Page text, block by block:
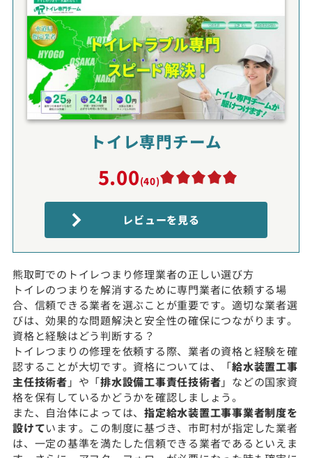
トイレ専門チーム
5.00(40)
レビューを見る
熊取町でのトイレつまり修理業者の正しい選び方
トイレのつまりを解消するために専門業者に依頼する場
合、信頼できる業者を選ぶことが重要です。適切な業者選
びは、効果的な問題解決と安全性の確保につながります。
資格と経験はどう判断する？
トイレつまりの修理を依頼する際、業者の資格と経験を確
認することが大切です。資格については、「給水装置工事
主任技術者 」や「排水設備工事責任技術者」などの国家資
格を保有しているかどうかを確認しましょう。
また、自治体によっては、 指定給水装置工事事業者制度を
設けています。この制度に基づき、市町村が指定した業者
は、一定の基準を満たした信頼できる業者であるといえま